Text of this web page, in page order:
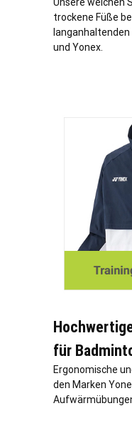
trockene Füße
und Yonex.
für
Ergonomische
den Marken